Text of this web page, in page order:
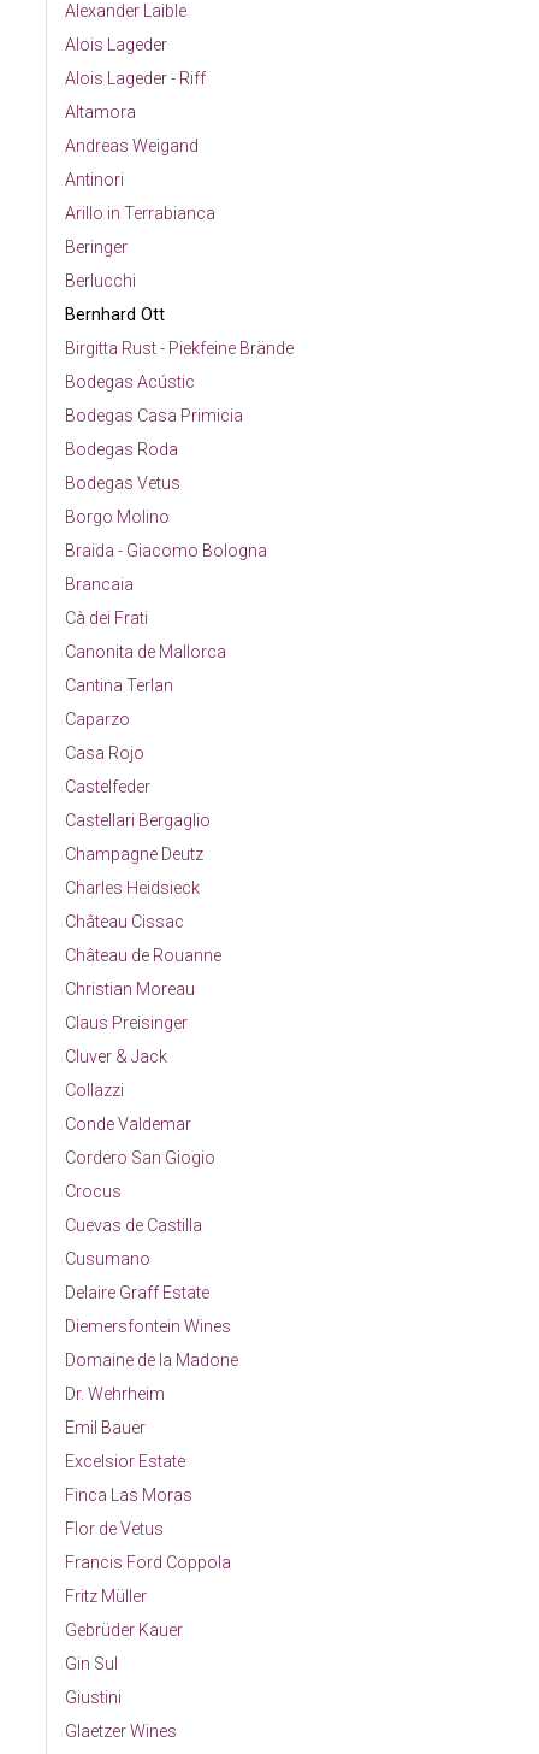
Alexander Laible
Alois Lageder
Alois Lageder - Riff
Altamora
Andreas Weigand
Antinori
Arillo in Terrabianca
Beringer
Berlucchi
Bernhard Ott
Birgitta Rust - Piekfeine Brände
Bodegas Acústic
Bodegas Casa Primicia
Bodegas Roda
Bodegas Vetus
Borgo Molino
Braida - Giacomo Bologna
Brancaia
Cà dei Frati
Canonita de Mallorca
Cantina Terlan
Caparzo
Casa Rojo
Castelfeder
Castellari Bergaglio
Champagne Deutz
Charles Heidsieck
Château Cissac
Château de Rouanne
Christian Moreau
Claus Preisinger
Cluver & Jack
Collazzi
Conde Valdemar
Cordero San Giogio
Crocus
Cuevas de Castilla
Cusumano
Delaire Graff Estate
Diemersfontein Wines
Domaine de la Madone
Dr. Wehrheim
Emil Bauer
Excelsior Estate
Finca Las Moras
Flor de Vetus
Francis Ford Coppola
Fritz Müller
Gebrüder Kauer
Gin Sul
Giustini
Glaetzer Wines